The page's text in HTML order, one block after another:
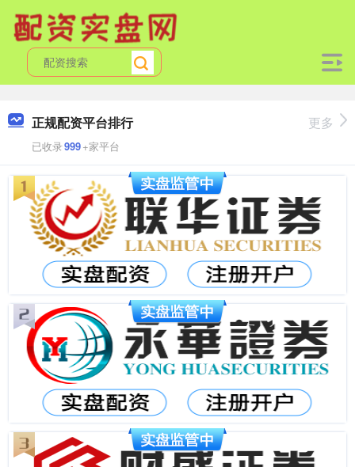
正规配资平台排行
已收录999+家平台
更多